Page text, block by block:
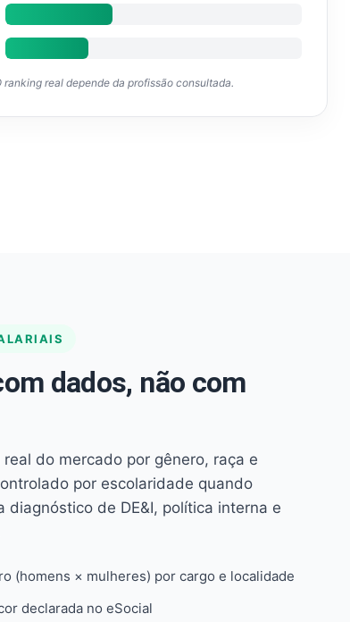
ranking real depende da profissão consultada.
dados, não com
do mercado por gênero, raça e
por escolaridade quando
diagnóstico de DE&I, política interna e
(homens × mulheres) por cargo e localidade
declarada no eSocial